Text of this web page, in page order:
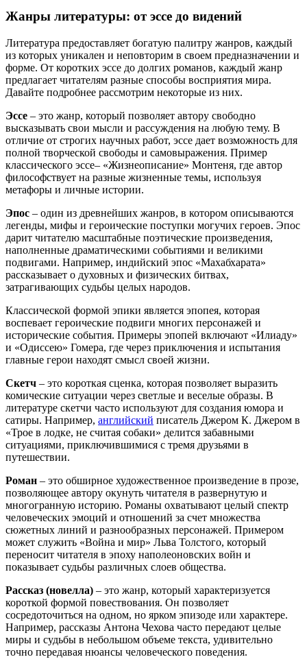
Жанры литературы: от эссе до видений
Литература предоставляет богатую палитру жанров, каждый
из которых уникален и неповторим в своем предназначении и
форме. От коротких эссе до долгих романов, каждый жанр
предлагает читателям разные способы восприятия мира.
Давайте подробнее рассмотрим некоторые из них.
Эссе – это жанр, который позволяет автору свободно
высказывать свои мысли и рассуждения на любую тему. В
отличие от строгих научных работ, эссе дает возможность для
полной творческой свободы и самовыражения. Пример
классического эссе– «Жизнеописание» Монтеня, где автор
философствует на разные жизненные темы, используя
метафоры и личные истории.
Эпос – один из древнейших жанров, в котором описываются
легенды, мифы и героические поступки могучих героев. Эпос
дарит читателю масштабные поэтические произведения,
наполненные драматическими событиями и великими
подвигами. Например, индийский эпос «Махабхарата»
рассказывает о духовных и физических битвах,
затрагивающих судьбы целых народов.
Классической формой эпики является эпопея, которая
воспевает героические подвиги многих персонажей и
исторические события. Примеры эпопей включают «Илиаду»
и «Одиссею» Гомера, где через приключения и испытания
главные герои находят смысл своей жизни.
Скетч – это короткая сценка, которая позволяет выразить
комические ситуации через светлые и веселые образы. В
литературе скетчи часто используют для создания юмора и
сатиры. Например, английский писатель Джером К. Джером в
«Трое в лодке, не считая собаки» делится забавными
ситуациями, приключившимися с тремя друзьями в
путешествии.
Роман – это обширное художественное произведение в прозе,
позволяющее автору окунуть читателя в развернутую и
многогранную историю. Романы охватывают целый спектр
человеческих эмоций и отношений за счет множества
сюжетных линий и разнообразных персонажей. Примером
может служить «Война и мир» Льва Толстого, который
переносит читателя в эпоху наполеоновских войн и
показывает судьбы различных слоев общества.
Рассказ (новелла) – это жанр, который характеризуется
короткой формой повествования. Он позволяет
сосредоточиться на одном, но ярком эпизоде или характере.
Например, рассказы Антона Чехова часто передают целые
миры и судьбы в небольшом объеме текста, удивительно
точно передавая нюансы человеческого поведения.